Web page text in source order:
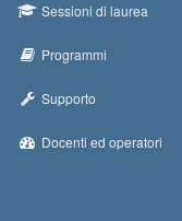
Sessioni di laurea
Programmi
Supporto
Docenti ed operatori